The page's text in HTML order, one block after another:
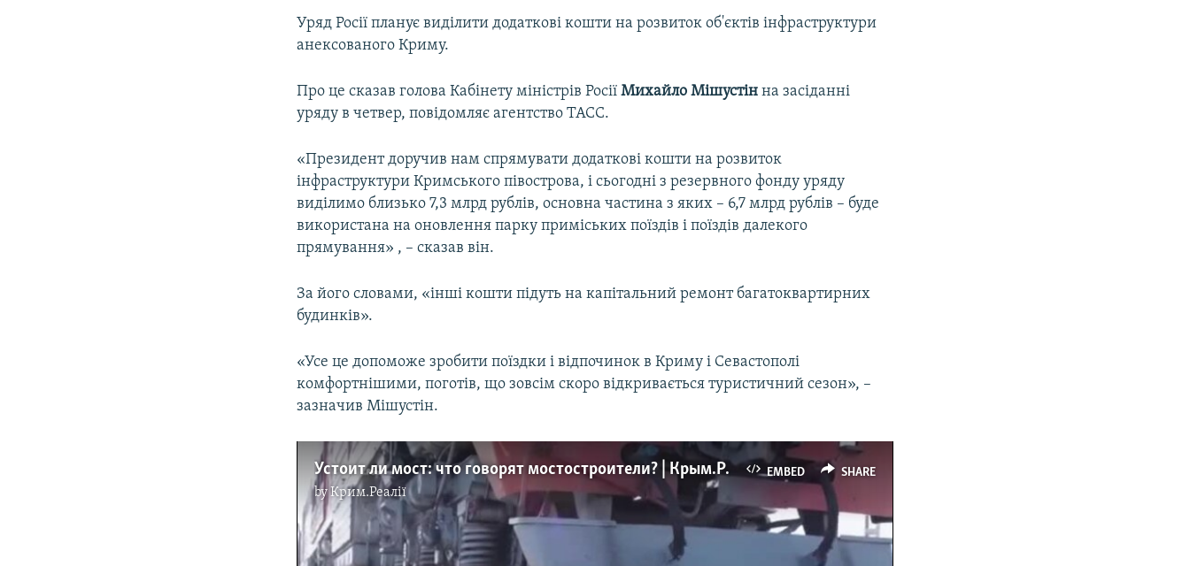
Уряд Росії планує виділити додаткові кошти на розвиток об'єктів інфраструктури
анексованого Криму.
Про це сказав голова Кабінету міністрів РосіїМихайло Мішустін на засіданні
уряду в четвер, повідомляє агентство ТАСС.
«Президент доручив нам спрямувати додаткові кошти на розвиток
інфраструктури Кримського півострова, і сьогодні з резервного фонду уряду
виділимо близько 7,3 млрд рублів, основна частина з яких – 6,7 млрд рублів – буде
використана на оновлення парку приміських поїздів і поїздів далекого
прямування» , – сказав він.
За його словами, «інші кошти підуть на капітальний ремонт багатоквартирних
будинків».
«Усе це допоможе зробити поїздки і відпочинок в Криму і Севастополі
комфортнішими, поготів, що зовсім скоро відкривається туристичний сезон», –
зазначив Мішустін.
EMBED SHARE
Устоит ли мост: что говорят мостостроители? | Крым.Реалии ТВ (видео)
byКрим.Реалії